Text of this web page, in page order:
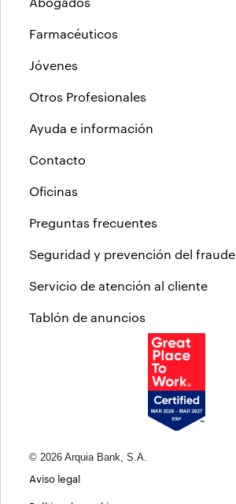
Farmacéuticos
Jóvenes
Otros Profesionales
Ayuda e información
Contacto
Oficinas
Preguntas frecuentes
Seguridad y prevención del fraude
Servicio de atención al cliente
Tablón de anuncios
© 2026 Arquia Bank, S.A.
Aviso legal